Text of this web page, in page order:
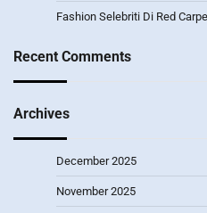
Fashion Selebriti Di Red
Recent Comments
Archives
December 2025
November 2025